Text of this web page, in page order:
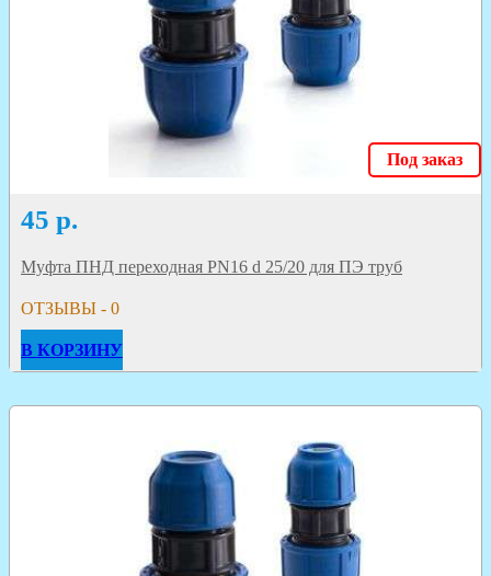
Под заказ
45 р.
Муфта ПНД переходная PN16 d 25/20 для ПЭ труб
ОТЗЫВЫ - 0
В КОРЗИНУ